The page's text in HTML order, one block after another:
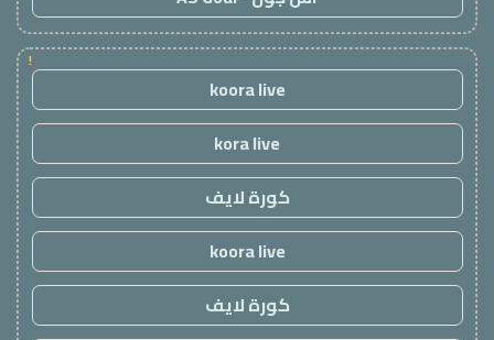
!
koora live
kora live
كورة لايف
koora live
كورة لايف